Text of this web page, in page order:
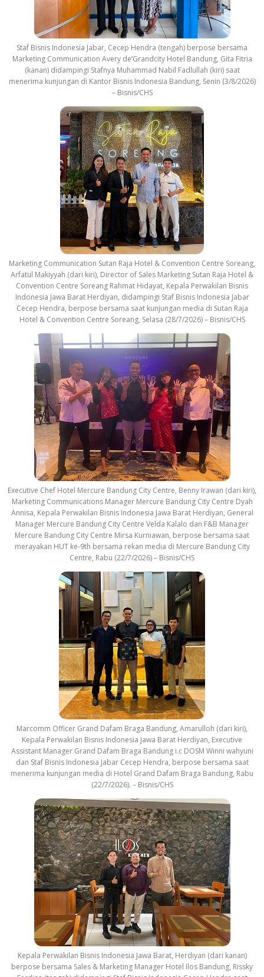
Staf Bisnis Indonesia Jabar, Cecep Hendra (tengah) berpose bersama
Marketing Communication Avery de’Grandcity Hotel Bandung, Gita Fitria
(kanan) didampingi Stafnya Muhammad Nabil Fadlullah (kiri) saat
menerima kunjungan di Kantor Bisnis Indonesia Bandung, Senin (3/8/2026)
– Bisnis/CHS
Marketing Communication Sutan Raja Hotel & Convention Centre Soreang,
Arfatul Makiyyah (dari kiri), Director of Sales Marketing Sutan Raja Hotel &
Convention Centre Soreang Rahmat Hidayat, Kepala Perwakilan Bisnis
Indonesia Jawa Barat Herdiyan, didampingi Staf Bisnis Indonesia Jabar
Cecep Hendra, berpose bersama saat kunjungan media di Sutan Raja
Hotel & Convention Centre Soreang, Selasa (28/7/2026) – Bisnis/CHS
Executive Chef Hotel Mercure Bandung City Centre, Benny Irawan (dari kiri),
Marketing Communications Manager Mercure Bandung City Centre Dyah
Annisa, Kepala Perwakilan Bisnis Indonesia Jawa Barat Herdiyan, General
Manager Mercure Bandung City Centre Velda Kalalo dan F&B Manager
Mercure Bandung City Centre Mirsa Kurniawan, berpose bersama saat
merayakan HUT ke-9th bersama rekan media di Mercure Bandung City
Centre, Rabu (22/7/2026) – Bisnis/CHS
Marcomm Officer Grand Dafam Braga Bandung, Amarulloh (dari kiri),
Kepala Perwakilan Bisnis Indonesia Jawa Barat Herdiyan, Executive
Assistant Manager Grand Dafam Braga Bandung i.c DOSM Winni wahyuni
dan Staf Bisnis Indonesia Jabar Cecep Hendra, berpose bersama saat
menerima kunjungan media di Hotel Grand Dafam Braga Bandung, Rabu
(22/7/2026). – Bisnis/CHS
Kepala Perwakilan Bisnis Indonesia Jawa Barat, Herdiyan (dari kanan)
berpose bersama Sales & Marketing Manager Hotel Ilos Bandung, Rissky